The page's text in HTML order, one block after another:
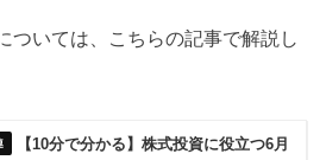
ついては、こちらの記事で解説し
【10分で分かる】株式投資に役立つ6月